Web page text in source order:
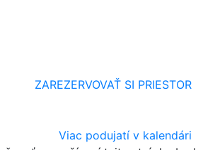
ZAREZERVOVAŤ SI PRIESTOR
Viac podujatí v kalendári